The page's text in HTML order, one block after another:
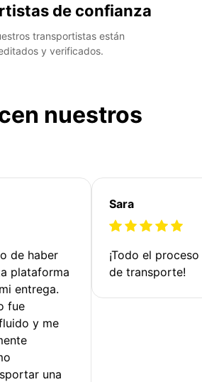
de confianza
transportistas están
y verificados.
nuestros
de haber
plataforma
entrega.
fue
y me
una
Sara
¡Todo el
de transporte!